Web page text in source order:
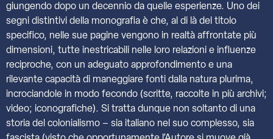
giungendo dopo un decennio da quelle esperienze. Uno dei
segni distintivi della monografia è che, al di là del titolo
specifico, nelle sue pagine vengono in realtà affrontate più
dimensioni, tutte inestricabili nelle loro relazioni e influenze
reciproche, con un adeguato approfondimento e una
rilevante capacità di maneggiare fonti dalla natura plurima,
incrociandole in modo fecondo (scritte, raccolte in più archivi;
video; iconografiche). Si tratta dunque non soltanto di una
storia del colonialismo – sia italiano nel suo complesso, sia